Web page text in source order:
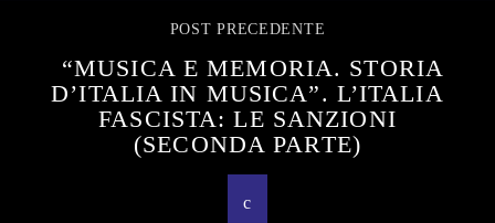
POST PRECEDENTE
“MUSICA E MEMORIA. STORIA
D’ITALIA IN MUSICA”. L’ITALIA
FASCISTA: LE SANZIONI
(SECONDA PARTE)